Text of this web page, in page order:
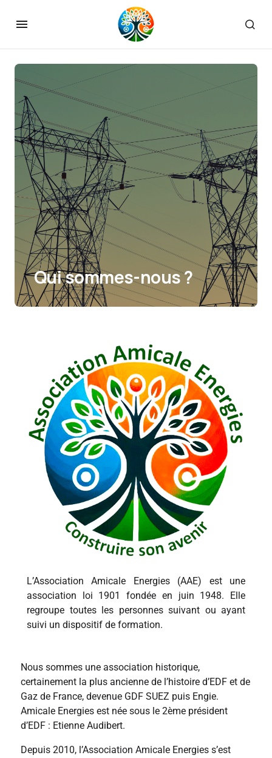
Qui sommes-nous ?
L’Association Amicale Energies (AAE) est une
association loi 1901 fondée en juin 1948. Elle
regroupe toutes les personnes suivant ou ayant
suivi un dispositif de formation.
Nous sommes une association historique,
certainement la plus ancienne de l’histoire d’EDF et de
Gaz de France, devenue GDF SUEZ puis Engie.
Amicale Energies est née sous le 2ème président
d’EDF : Etienne Audibert.
Depuis 2010, l’Association Amicale Energies s’est